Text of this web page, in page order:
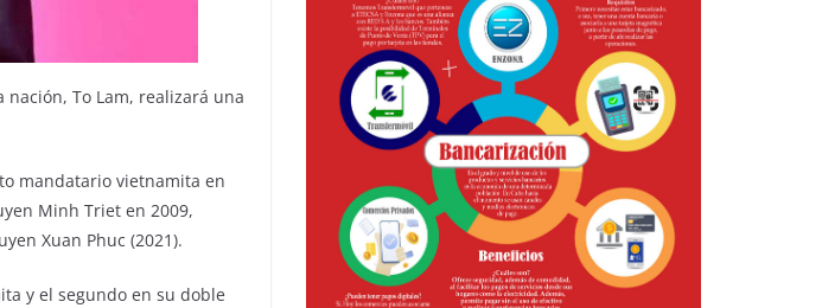
nación, To Lam, realizará una
mandatario vietnamita en
Minh Triet en 2009,
Xuan Phuc (2021).
y el segundo en su doble